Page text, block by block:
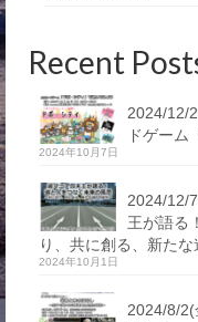
Recent
2024/12/
ドゲーム
2024年10月7日
2024/12/
王が語る
り、共に創る、新たな
2024年10月1日
2024/8/